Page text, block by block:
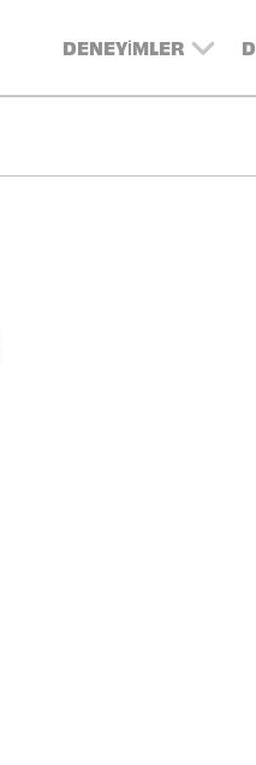
DENEYIMLER